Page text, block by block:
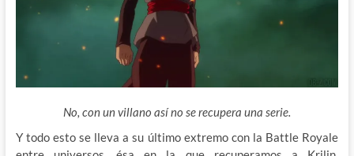
No, con un villano así no se recupera una serie.
Y todo esto se lleva a su último extremo con la Battle Royale